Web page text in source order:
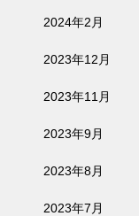
2024年2月
2023年12月
2023年11月
2023年9月
2023年8月
2023年7月